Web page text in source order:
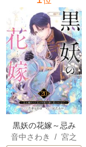
黒妖の花嫁～忌み
嫌われた私が冷酷
音中さわき /宮之